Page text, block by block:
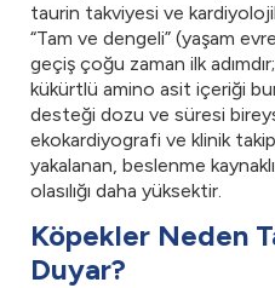
taurin takviyesi ve
“Tam ve dengeli” (yaşam
geçiş çoğu zaman ilk
kükürtlü amino asit içeriği
desteği dozu ve süresi
ekokardiyografi ve klinik
yakalanan, beslenme
olasılığı daha yüksektir.
Köpekler Neden
Duyar?